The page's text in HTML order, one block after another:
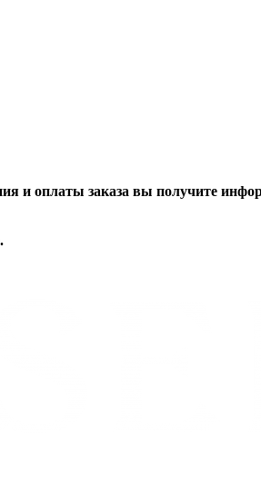
оплаты заказа вы получите